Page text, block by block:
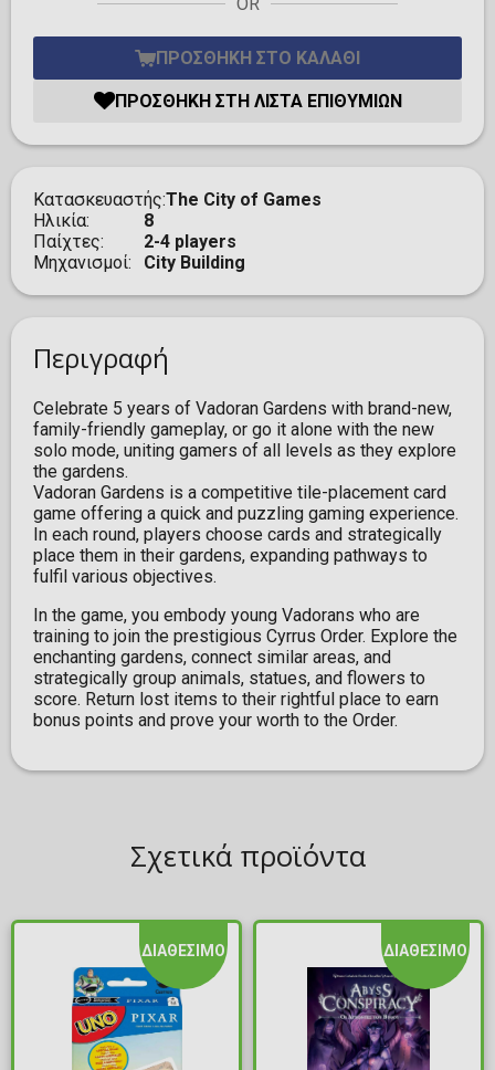
OR
ΠΡΟΣΘΉΚΗ ΣΤΟ ΚΑΛΆΘΙ
ΠΡΟΣΘΉΚΗ ΣΤΗ ΛΊΣΤΑ ΕΠΙΘΥΜΙΏΝ
Κατασκευαστής The City of Games
Ηλικία
8
Παίχτες
2-4 players
Μηχανισμοί
City Building
Περιγραφή
Celebrate 5 years of Vadoran Gardens with brand-new,
family-friendly gameplay, or go it alone with the new
solo mode, uniting gamers of all levels as they explore
the gardens.
Vadoran Gardens is a competitive tile-placement card
game offering a quick and puzzling gaming experience.
In each round, players choose cards and strategically
place them in their gardens, expanding pathways to
fulfil various objectives.
In the game, you embody young Vadorans who are
training to join the prestigious Cyrrus Order. Explore the
enchanting gardens, connect similar areas, and
strategically group animals, statues, and flowers to
score. Return lost items to their rightful place to earn
bonus points and prove your worth to the Order.
Σχετικά προϊόντα
ΔΙΑΘΕΣΙΜΟ ΔΙΑΘΕΣΙΜΟ